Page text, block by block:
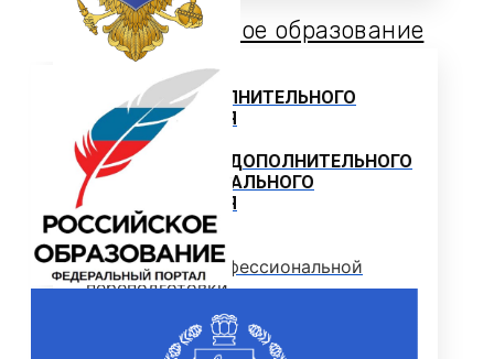
Дополнительное образование
ЦЕНТР ДОПОЛНИТЕЛЬНОГО
ОБРАЗОВАНИЯ
ПРОГРАММЫ ДОПОЛНИТЕЛЬНОГО
ПРОФЕССИОНАЛЬНОГО
ОБРАЗОВАНИЯ
Программы профессиональной
переподготовки
ОФИЦИАЛЬНЫЕ ДОКУМЕНТЫ